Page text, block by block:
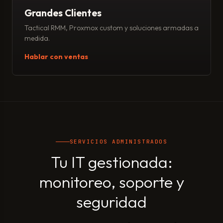
Grandes Clientes
Tactical RMM, Proxmox custom y soluciones armadas a
medida.
Hablar con ventas
SERVICIOS ADMINISTRADOS
Tu IT gestionada:
monitoreo, soporte y
seguridad